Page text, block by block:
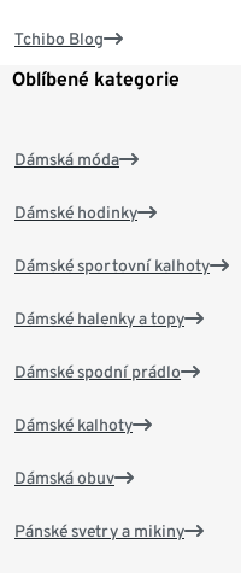
Tchibo Blog
Oblíbené kategorie
Dámská móda
Dámské hodinky
Dámské sportovní kalhoty
Dámské halenky a topy
Dámské spodní prádlo
Dámské kalhoty
Dámská obuv
Pánské svetry a mikiny